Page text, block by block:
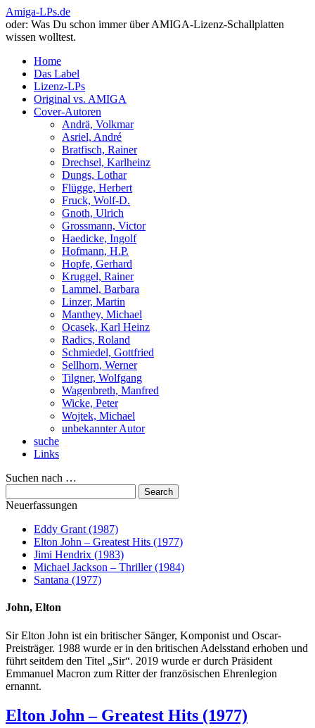
Amiga-LPs.de
oder: Was Du schon immer über AMIGA-Lizenz-Schallplatten
wissen wolltest.
Home
Das Label
Lizenz-LPs
Original vs. AMIGA
Cover-Autoren
Andrä, Volkmar
Asriel, André
Bratfisch, Rainer
Drechsel, Karlheinz
Dungs, Lothar
Flügge, Herbert
Fruck, Wolf-D.
Gnoth, Ulrich
Grossmann, Victor
Haedicke, Ingolf
Hofmann, H.P.
Hopfe, Gerhard
Kruggel, Rainer
Lammel, Barbara
Linzer, Martin
Manthey, Michael
Ocasek, Karl Heinz
Radics, Roland
Schmiedel, Gottfried
Sellhorn, Werner
Tilgner, Wolfgang
Wagenbreth, Manfred
Wicke, Peter
Wojtek, Michael
unbekannter Autor
suche
Links
Suchen nach …
Neuerfassungen
Eddy Grant (1987)
Elton John – Greatest Hits (1977)
Jimi Hendrix (1983)
Michael Jackson – Thriller (1984)
Santana (1977)
John, Elton
Sir Elton John ist ein britischer Sänger, Komponist und Oscar-
Preisträger. 1988 wurde er in den britischen Adelsstand erhoben und
führt seitdem den Titel „Sir“. 2019 wurde er durch Präsident
Emmanuel Macron zum Ritter der französischen Ehrenlegion
ernannt.
Elton John – Greatest Hits (1977)